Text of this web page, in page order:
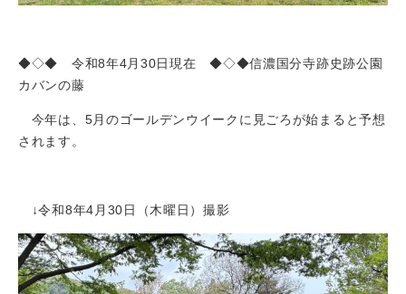
◆◇◆ 令和8年4月30日現在 ◆◇◆信濃国分寺跡史跡公園
カバンの藤
今年は、5月のゴールデンウイークに見ごろが始まると予想
されます。
↓令和8年4月30日（木曜日）撮影